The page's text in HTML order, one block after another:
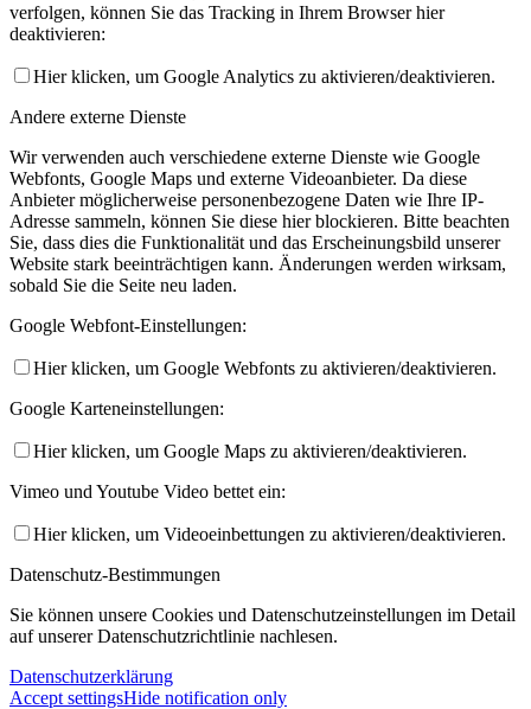
verfolgen, können Sie das Tracking in Ihrem Browser hier
deaktivieren:
Hier klicken, um Google Analytics zu aktivieren/deaktivieren.
Andere externe Dienste
Wir verwenden auch verschiedene externe Dienste wie Google
Webfonts, Google Maps und externe Videoanbieter. Da diese
Anbieter möglicherweise personenbezogene Daten wie Ihre IP-
Adresse sammeln, können Sie diese hier blockieren. Bitte beachten
Sie, dass dies die Funktionalität und das Erscheinungsbild unserer
Website stark beeinträchtigen kann. Änderungen werden wirksam,
sobald Sie die Seite neu laden.
Google Webfont-Einstellungen:
Hier klicken, um Google Webfonts zu aktivieren/deaktivieren.
Google Karteneinstellungen:
Hier klicken, um Google Maps zu aktivieren/deaktivieren.
Vimeo und Youtube Video bettet ein:
Hier klicken, um Videoeinbettungen zu aktivieren/deaktivieren.
Datenschutz-Bestimmungen
Sie können unsere Cookies und Datenschutzeinstellungen im Detail
auf unserer Datenschutzrichtlinie nachlesen.
Datenschutzerklärung
Accept settingsHide notification only